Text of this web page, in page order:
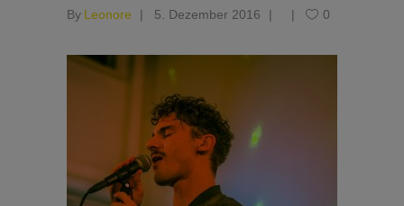
By Leonore 5. Dezember 2016 0